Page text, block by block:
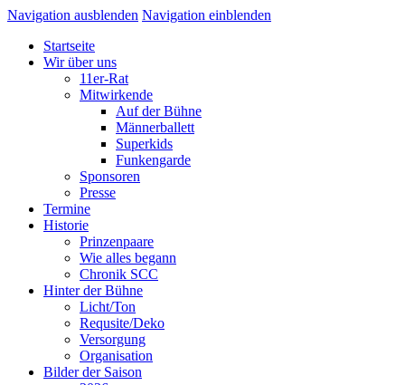
Navigation ausblenden Navigation einblenden
Startseite
Wir über uns
11er-Rat
Mitwirkende
Auf der Bühne
Männerballett
Superkids
Funkengarde
Sponsoren
Presse
Termine
Historie
Prinzenpaare
Wie alles begann
Chronik SCC
Hinter der Bühne
Licht/Ton
Requsite/Deko
Versorgung
Organisation
Bilder der Saison